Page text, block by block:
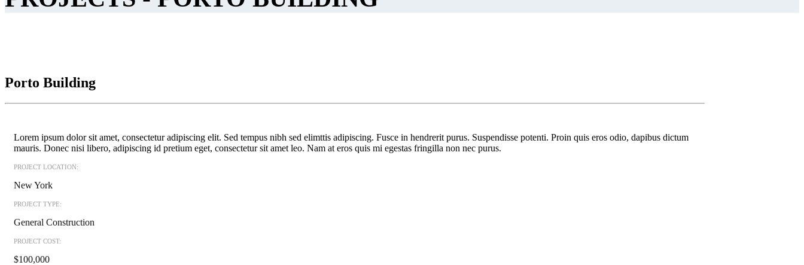
Porto Building
Lorem ipsum dolor sit amet, consectetur adipiscing elit. Sed tempus nibh sed elimttis adipiscing. Fusce in hendrerit purus. Suspendisse potenti. Proin quis eros odio, dapibus dictum
mauris. Donec nisi libero, adipiscing id pretium eget, consectetur sit amet leo. Nam at eros quis mi egestas fringilla non nec purus.
PROJECT LOCATION:
New York
PROJECT TYPE:
General Construction
PROJECT COST:
$100,000